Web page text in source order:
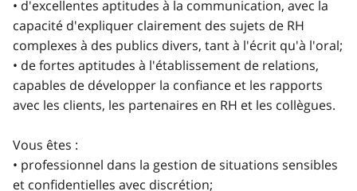
• d'excellentes aptitudes à la communication, avec la
capacité d'expliquer clairement des sujets de RH
complexes à des publics divers, tant à l'écrit qu'à l'oral;
• de fortes aptitudes à l'établissement de relations,
capables de développer la confiance et les rapports
avec les clients, les partenaires en RH et les collègues.
Vous êtes :
• professionnel dans la gestion de situations sensibles
et confidentielles avec discrétion;